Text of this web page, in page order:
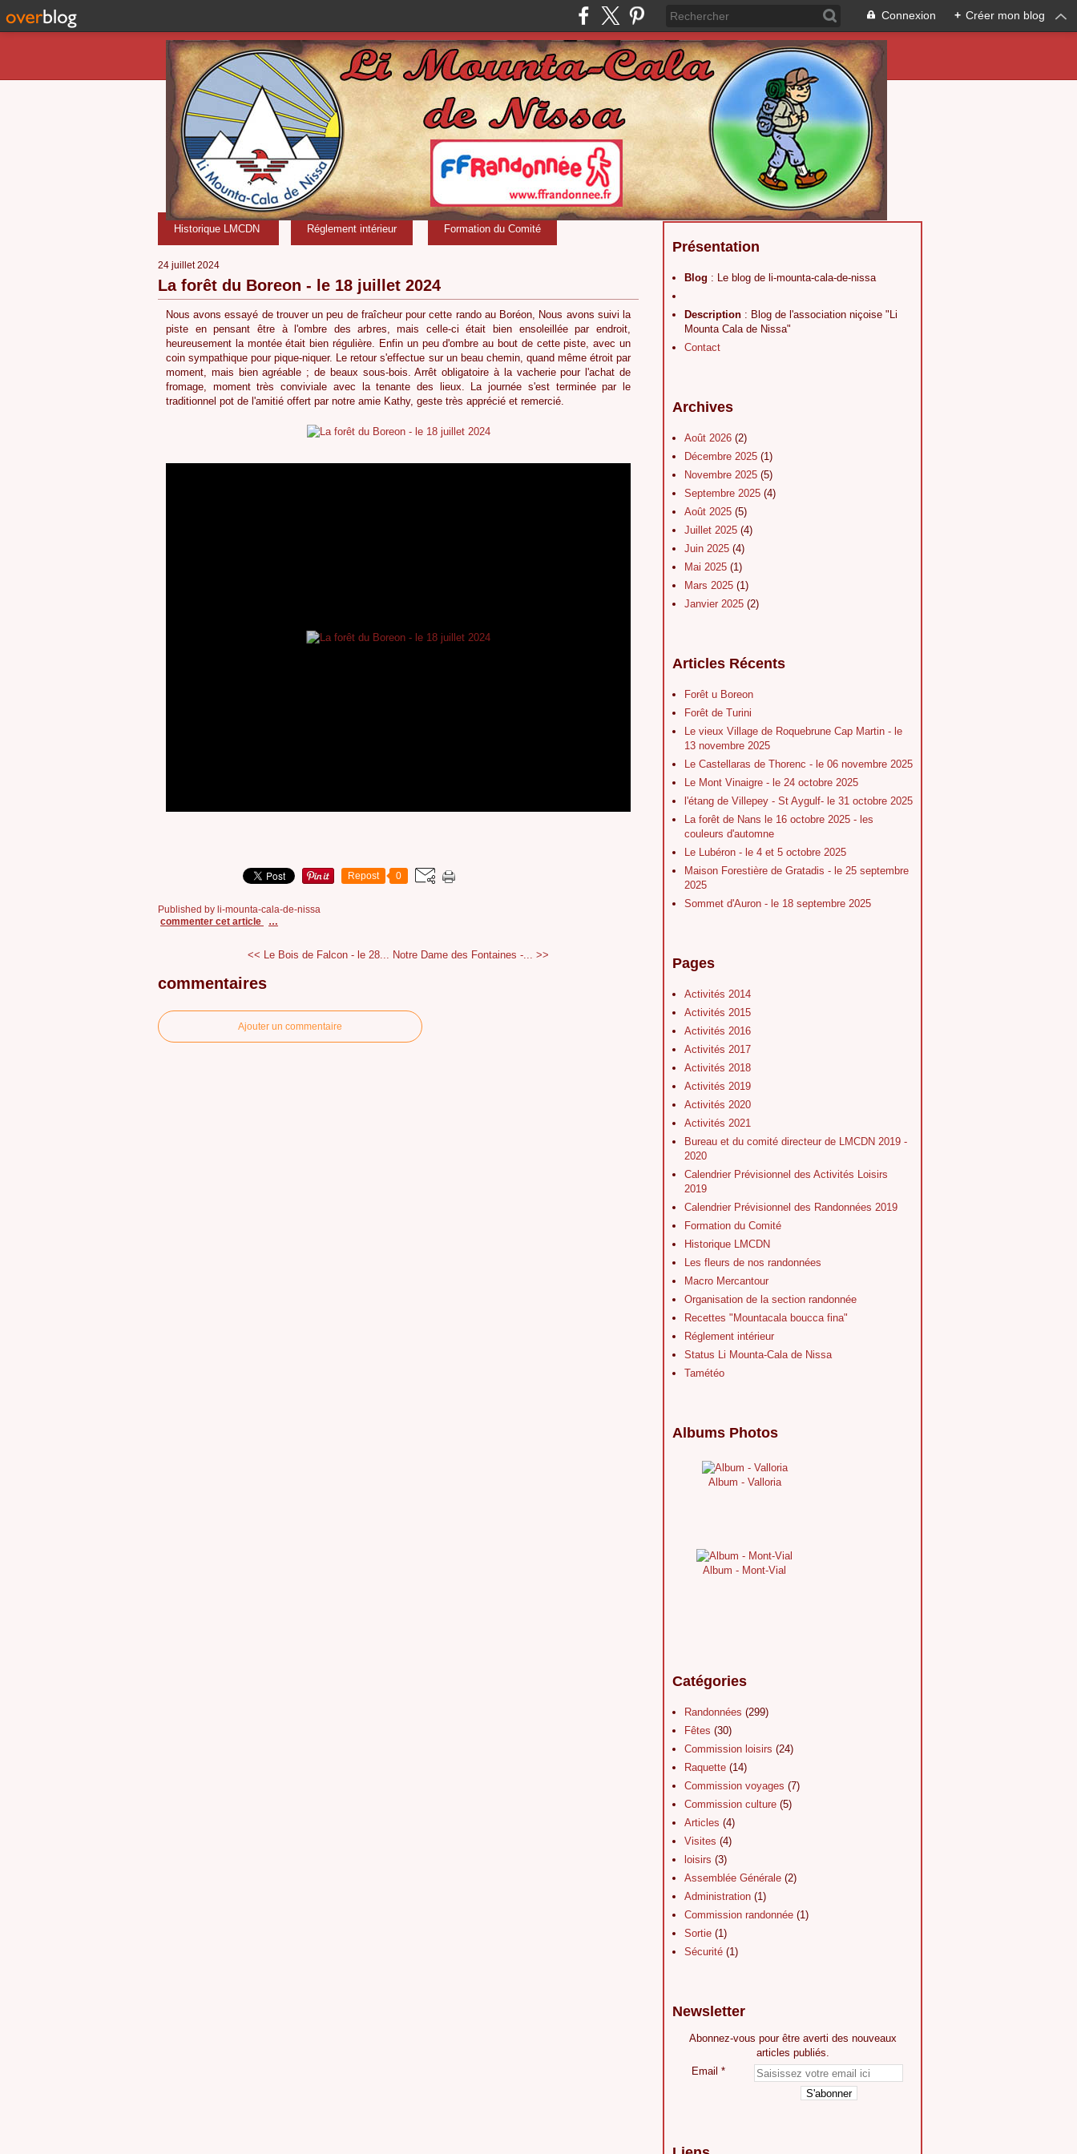
Connexion + Créer mon blog
Historique LMCDN Réglement intérieur Formation du Comité
24 juillet 2024
La forêt du Boreon - le 18 juillet 2024
Nous avons essayé de trouver un peu de fraîcheur pour cette rando au Boréon, Nous avons suivi la
piste en pensant être à l'ombre des arbres, mais celle-ci était bien ensoleillée par endroit,
heureusement la montée était bien régulière. Enfin un peu d'ombre au bout de cette piste, avec un
coin sympathique pour pique-niquer. Le retour s'effectue sur un beau chemin, quand même étroit par
moment, mais bien agréable ; de beaux sous-bois. Arrêt obligatoire à la vacherie pour l'achat de
fromage, moment très conviviale avec la tenante des lieux. La journée s'est terminée par le
traditionnel pot de l'amitié offert par notre amie Kathy, geste très apprécié et remercié.
Repost 0
Published by li-mounta-cala-de-nissa
commenter cet article
…
<< Le Bois de Falcon - le 28... Notre Dame des Fontaines -... >>
commentaires
Ajouter un commentaire
Présentation
Blog : Le blog de li-mounta-cala-de-nissa
Description : Blog de l'association niçoise "Li
Mounta Cala de Nissa"
Contact
Archives
Août 2026 (2)
Décembre 2025 (1)
Novembre 2025 (5)
Septembre 2025 (4)
Août 2025 (5)
Juillet 2025 (4)
Juin 2025 (4)
Mai 2025 (1)
Mars 2025 (1)
Janvier 2025 (2)
Articles Récents
Forêt u Boreon
Forêt de Turini
Le vieux Village de Roquebrune Cap Martin - le
13 novembre 2025
Le Castellaras de Thorenc - le 06 novembre 2025
Le Mont Vinaigre - le 24 octobre 2025
l'étang de Villepey - St Aygulf- le 31 octobre 2025
La forêt de Nans le 16 octobre 2025 - les
couleurs d'automne
Le Lubéron - le 4 et 5 octobre 2025
Maison Forestière de Gratadis - le 25 septembre
2025
Sommet d'Auron - le 18 septembre 2025
Pages
Activités 2014
Activités 2015
Activités 2016
Activités 2017
Activités 2018
Activités 2019
Activités 2020
Activités 2021
Bureau et du comité directeur de LMCDN 2019 -
2020
Calendrier Prévisionnel des Activités Loisirs
2019
Calendrier Prévisionnel des Randonnées 2019
Formation du Comité
Historique LMCDN
Les fleurs de nos randonnées
Macro Mercantour
Organisation de la section randonnée
Recettes "Mountacala boucca fina"
Réglement intérieur
Status Li Mounta-Cala de Nissa
Tamétéo
Albums Photos
Album - Valloria
Album - Mont-Vial
Catégories
Randonnées (299)
Fêtes (30)
Commission loisirs (24)
Raquette (14)
Commission voyages (7)
Commission culture (5)
Articles (4)
Visites (4)
loisirs (3)
Assemblée Générale (2)
Administration (1)
Commission randonnée (1)
Sortie (1)
Sécurité (1)
Newsletter
Abonnez-vous pour être averti des nouveaux
articles publiés.
Email